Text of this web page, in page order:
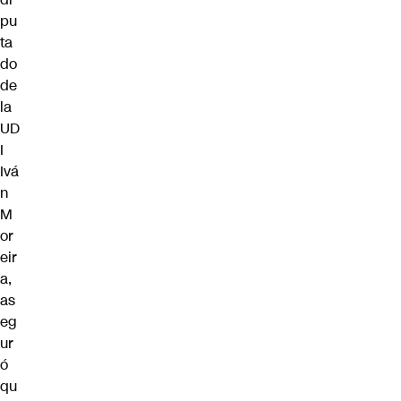
pu
ta
do
de
la
UD
I
Ivá
n
M
or
eir
a,
as
eg
ur
ó
qu